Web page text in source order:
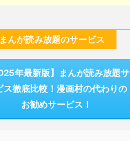
んが読み放題のサービス
年最新版】まんが読み放題サ
ス徹底比較！漫画村の代わりの
お勧めサービス！